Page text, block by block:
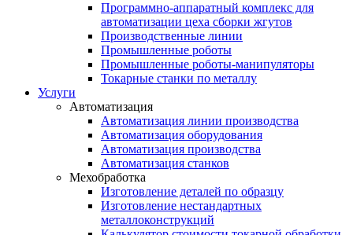
Программно-аппаратный комплекс для
автоматизации цеха сборки жгутов
Производственные линии
Промышленные роботы
Промышленные роботы-манипуляторы
Токарные станки по металлу
Услуги
Автоматизация
Автоматизация линии производства
Автоматизация оборудования
Автоматизация производства
Автоматизация станков
Мехобработка
Изготовление деталей по образцу
Изготовление нестандартных
металлоконструкций